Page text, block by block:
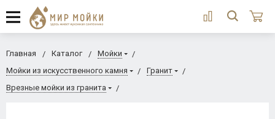
Главная Каталог
Мойки
Мойки из искусственного камня
Гранит
Врезные мойки из гранита